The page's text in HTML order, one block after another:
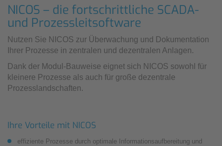
NICOS – die fortschrittliche SCADA-
und Prozessleitsoftware
Nutzen Sie NICOS zur Überwachung und Dokumentation
Ihrer Prozesse in zentralen und dezentralen Anlagen.
Dank der Modul-Bauweise eignet sich NICOS sowohl für
kleinere Prozesse als auch für große dezentrale
Prozesslandschaften.
Ihre Vorteile mit NICOS
effiziente Prozesse durch optimale Informationsaufbereitung und